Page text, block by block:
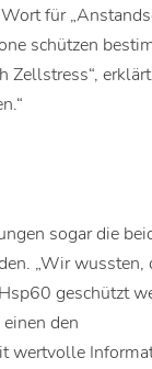
für
schützen
Zellstress“,
sogar die
„Wir wussten,
geschützt
den
wertvolle